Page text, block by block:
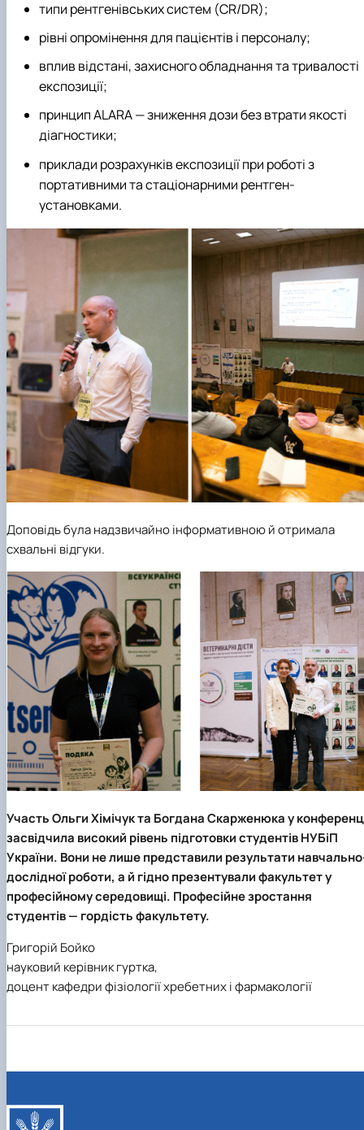
типи рентгенівських систем (CR/DR);
рівні опромінення для пацієнтів і персоналу;
вплив відстані, захисного обладнання та тривалості
експозиції;
принцип ALARA — зниження дози без втрати якості
діагностики;
приклади розрахунків експозиції при роботі з
портативними та стаціонарними рентген-
установками.
Доповідь була надзвичайно інформативною й отримала
схвальні відгуки.
Участь Ольги Хімічук та Богдана Скарженюка у
засвідчила високий рівень підготовки студентів НУБіП
України. Вони не лише представили результати
дослідної роботи, а й гідно презентували факультет у
професійному середовищі. Професійне зростання
студентів — гордість факультету.
Григорій Бойко
науковий керівник гуртка,
доцент кафедри фізіології хребетних і фармакології